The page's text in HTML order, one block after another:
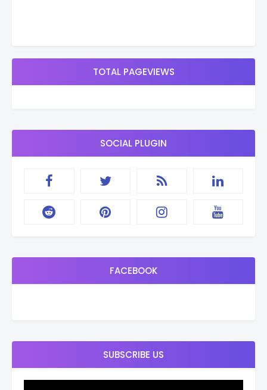
TOTAL PAGEVIEWS
SOCIAL PLUGIN
FACEBOOK
SUBSCRIBE US